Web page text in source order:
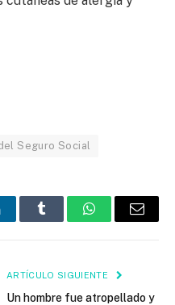
Seguro Social
Tumblr WhatsAppEmail
ARTÍCULO SIGUIENTE
Un hombre fue atropellado y